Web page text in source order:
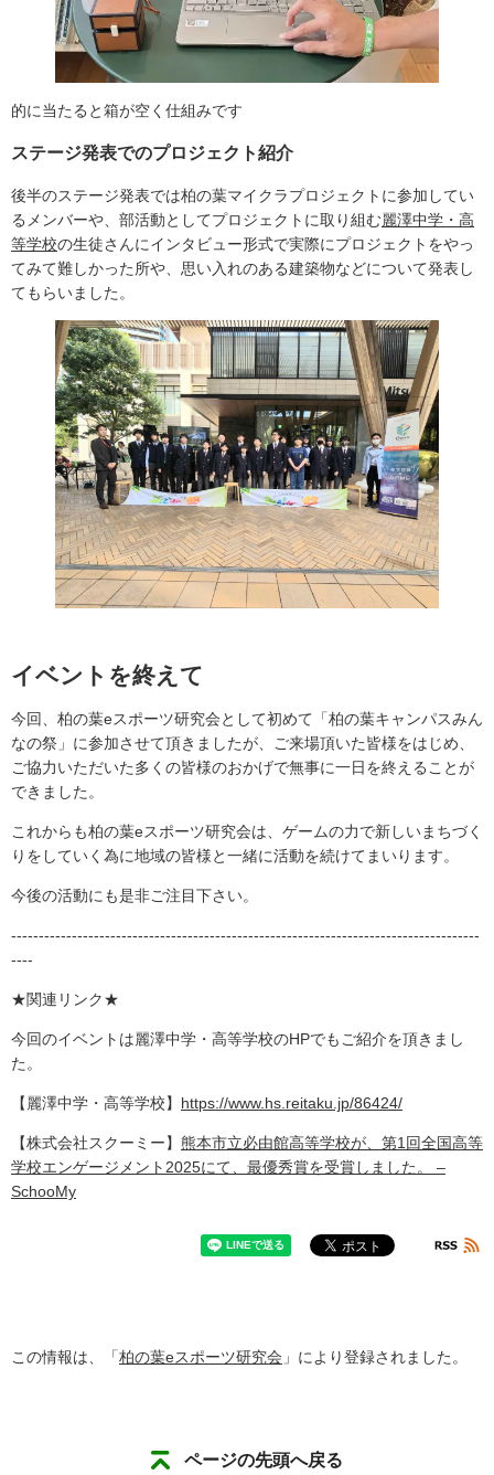
的に当たると箱が空く仕組みです
ステージ発表でのプロジェクト紹介
後半のステージ発表では柏の葉マイクラプロジェクトに参加してい
るメンバーや、部活動としてプロジェクトに取り組む麗澤中学・高
等学校の生徒さんにインタビュー形式で実際にプロジェクトをやっ
てみて難しかった所や、思い入れのある建築物などについて発表し
てもらいました。
イベントを終えて
今回、柏の葉eスポーツ研究会として初めて「柏の葉キャンパスみん
なの祭」に参加させて頂きましたが、ご来場頂いた皆様をはじめ、
ご協力いただいた多くの皆様のおかげで無事に一日を終えることが
できました。
これからも柏の葉eスポーツ研究会は、ゲームの力で新しいまちづく
りをしていく為に地域の皆様と一緒に活動を続けてまいります。
今後の活動にも是非ご注目下さい。
-------------------------------------------------------------------------------------
----
★関連リンク★
今回のイベントは麗澤中学・高等学校のHPでもご紹介を頂きまし
た。
【麗澤中学・高等学校】 https://www.hs.reitaku.jp/86424/
【株式会社スクーミー】 熊本市立必由館高等学校が、第1回全国高等
学校エンゲージメント2025にて、最優秀賞を受賞しました。 –
SchooMy
この情報は、「柏の葉eスポーツ研究会 」により登録されました。
ページの先頭へ戻る